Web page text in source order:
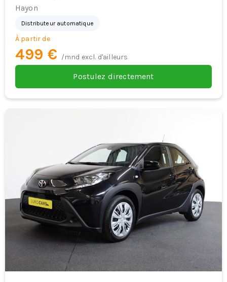
Hayon
Distributeur automatique
À partir de
499 € /mnd excl. d'ailleurs
Postulez directement